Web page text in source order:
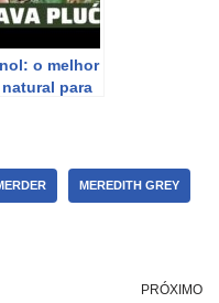
o melhor
para
MEREDITH GREY
PRÓXIMO